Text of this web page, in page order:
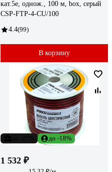
кат.5e, однож., 100 м, box, серый
CSP-FTP-4-CU/100
4.4(99)
В корзину
до -18%
1 532 ₽